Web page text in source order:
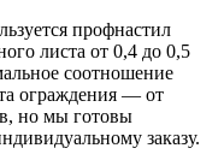
профнастил
листа от 0,4 до 0,5
соотношение
ограждения — от
но мы готовы
заказу.